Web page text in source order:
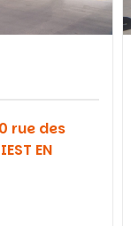
rue des
EN